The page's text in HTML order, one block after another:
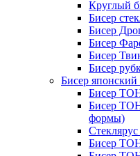
Круглый
Бисер
Бисер
Бисер
Бисер
Бисер
Бисер
Бисер
Бисер
формы)
Бисер